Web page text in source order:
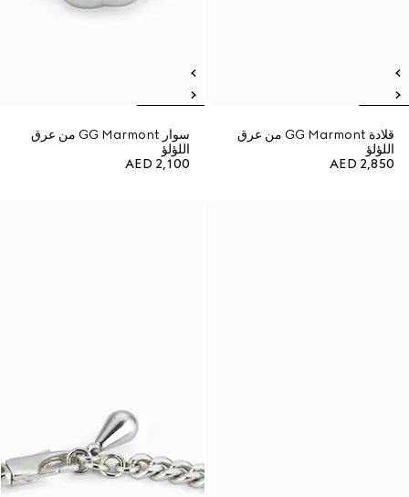
قلادة GG Marmont من عرق
اللؤلؤ
AED 2,850
سوار GG Marmont من عرق
اللؤلؤ
AED 2,100